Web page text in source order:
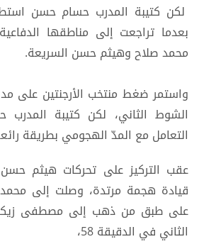
لكن كتيبة المدرب حسام حسن
بعدما تراجعت إلى مناطقها
محمد صلاح وهيثم حسن السريعة.
واستمر ضغط منتخب الأرجنتين على
الشوط الثاني، لكن كتيبة
التعامل مع المدّ الهجومي بطريقة
عقب التركيز على تحركات هيثم
قيادة هجمة مرتدة، وصلت إلى
على طبق من ذهب إلى مصطفى
الثاني في الدقيقة 58،